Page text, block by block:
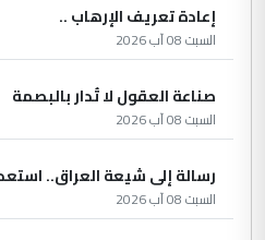
إعادة تعريف الإرهاب ..
السبت 08 آب 2026
صناعة العقول لا تُدار بالبصمة
السبت 08 آب 2026
رسالة إلى شيعة العراق..
السبت 08 آب 2026